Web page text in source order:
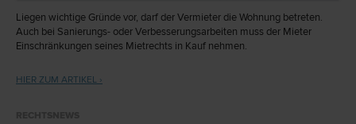
Liegen wichtige Gründe vor, darf der Vermieter die Wohnung betreten.
Auch bei Sanierungs- oder Verbesserungsarbeiten muss der Mieter
Einschränkungen seines Mietrechts in Kauf nehmen.
HIER ZUM ARTIKEL ›